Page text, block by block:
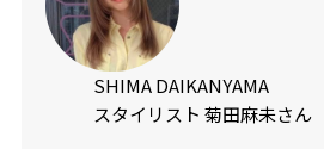
SHIMA DAIKANYAMA
スタイリスト 菊田麻未さん